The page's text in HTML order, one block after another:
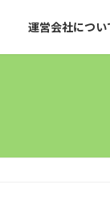
運営会社につい